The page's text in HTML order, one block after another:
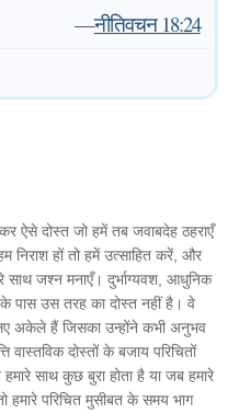
—नीतिवचन 18:24
ऐसे दोस्त जो हमें तब जवाबदेह ठहराएँ
हों तो हमें उत्साहित करें, और
साथ जश्न मनाएँ। दुर्भाग्यवश, आधुनिक
उस तरह का दोस्त नहीं है। वे
अकेले हैं जिसका उन्होंने कभी अनुभव
वास्तविक दोस्तों के बजाय परिचितों
साथ कुछ बुरा होता है या जब हमारे
हमारे परिचित मुसीबत के समय भाग